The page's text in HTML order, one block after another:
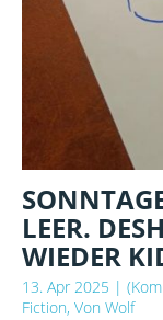
LEER.
WIEDER
13. Apr 2025 |
Fiction, Von Wolf